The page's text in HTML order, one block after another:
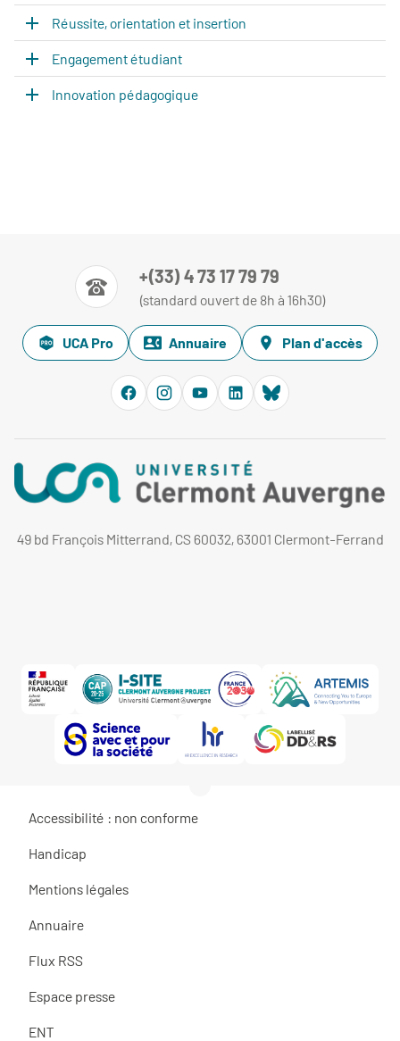
Réussite, orientation et insertion
Engagement étudiant
Innovation pédagogique
+(33) 4 73 17 79 79
(standard ouvert de 8h à 16h30)
UCA Pro Annuaire Plan d'accès
49 bd François Mitterrand, CS 60032, 63001 Clermont-Ferrand
Accessibilité : non conforme
Handicap
Mentions légales
Annuaire
Flux RSS
Espace presse
ENT